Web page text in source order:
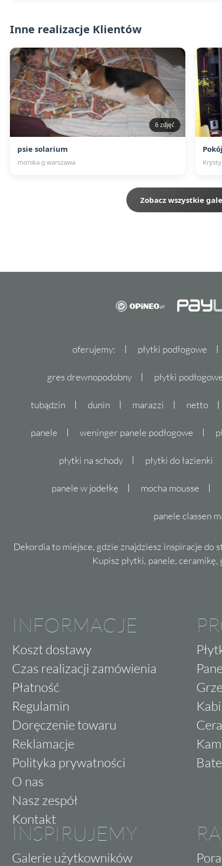
Inne realizacje Klientów
6 zdjęć
psie solarium
monika g warszawa
Zobacz wszystkie
oferujemy: płytki podłogowe
gres drewnopodobny płytki
tubądzin dunin marazzi netto
panele weninger panele podłogowe
płytki na schody płytki do łazienki
panele w jodełkę mocha mousse
panele classen
Dekordia to miejsce, gdzie znajdziesz inspiracje do
Kupisz płytki, panele,
INFORMACJE
Koszt dostawy
Czas realizacji zamówienia
Płatność
Regulamin
Doręczenie towaru
Reklamacje
Polityka prywatności
O nas
Nasz zespół
Kontakt
INSPIRUJEMY
Galerie użytkowników